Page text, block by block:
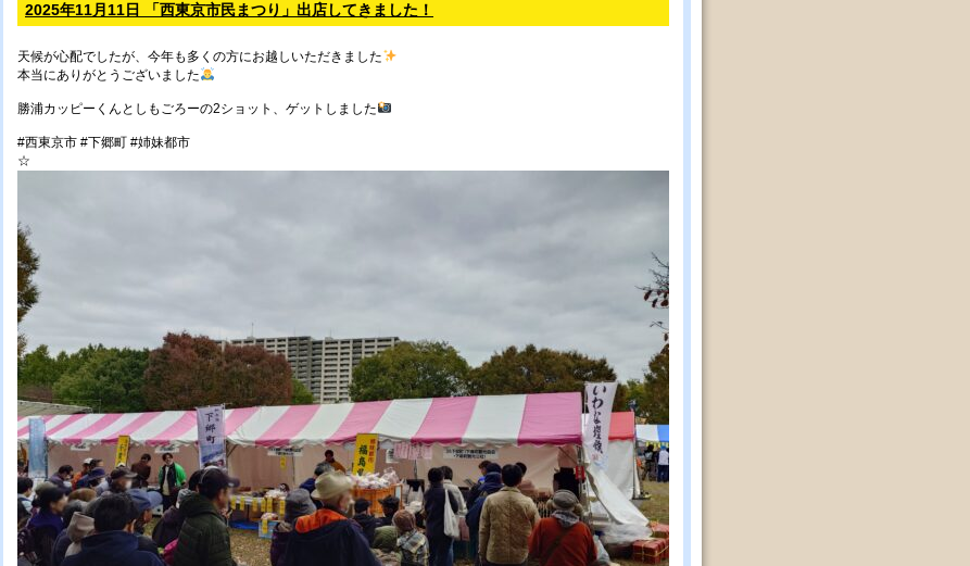
2025年11月11日 「西東京市民まつり」出店してきました！
天候が心配でしたが、今年も多くの方にお越しいただきました
本当にありがとうございました
勝浦カッピーくんとしもごろーの2ショット、ゲットしました
#西東京市 #下郷町 #姉妹都市
☆